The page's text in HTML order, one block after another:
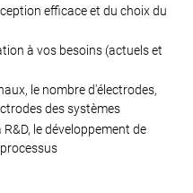
efficace et du choix du
à vos besoins (actuels et
le nombre d'électrodes,
des systèmes
le développement de